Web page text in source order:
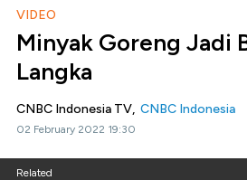
VIDEO
Minyak Goreng Jadi
Langka
CNBC Indonesia TV, CNBC Indonesia
02 February 2022 19:30
Related